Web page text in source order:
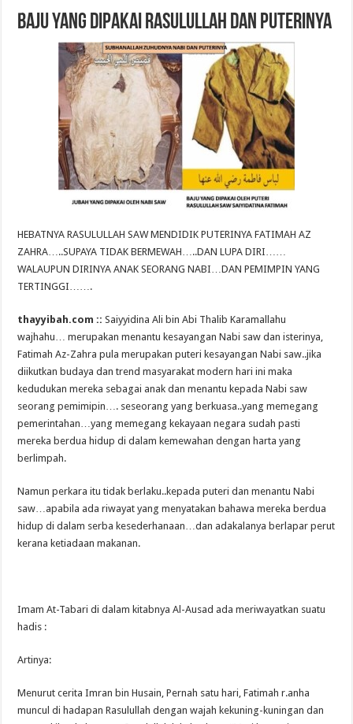
Baju Yang Dipakai Rasulullah Dan Puterinya
HEBATNYA RASULULLAH SAW MENDIDIK PUTERINYA FATIMAH AZ
ZAHRA…..SUPAYA TIDAK BERMEWAH…..DAN LUPA DIRI……
WALAUPUN DIRINYA ANAK SEORANG NABI…DAN PEMIMPIN YANG
TERTINGGI…….
thayyibah.com ::Saiyyidina Ali bin Abi Thalib Karamallahu
wajhahu… merupakan menantu kesayangan Nabi saw dan isterinya,
Fatimah Az-Zahra pula merupakan puteri kesayangan Nabi saw..jika
diikutkan budaya dan trend masyarakat modern hari ini maka
kedudukan mereka sebagai anak dan menantu kepada Nabi saw
seorang pemimipin…. seseorang yang berkuasa..yang memegang
pemerintahan…yang memegang kekayaan negara sudah pasti
mereka berdua hidup di dalam kemewahan dengan harta yang
berlimpah.
Namun perkara itu tidak berlaku..kepada puteri dan menantu Nabi
saw…apabila ada riwayat yang menyatakan bahawa mereka berdua
hidup di dalam serba kesederhanaan…dan adakalanya berlapar perut
kerana ketiadaan makanan.
Imam At-Tabari di dalam kitabnya Al-Ausad ada meriwayatkan suatu
hadis :
Artinya:
Menurut cerita Imran bin Husain, Pernah satu hari, Fatimah r.anha
muncul di hadapan Rasulullah dengan wajah kekuning-kuningan dan